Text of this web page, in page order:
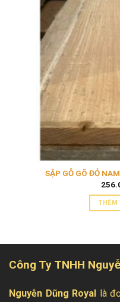
SẬP GỖ GÕ ĐỎ
THÊM
Công Ty TNHH
Nguyễn Dũng Royal
là